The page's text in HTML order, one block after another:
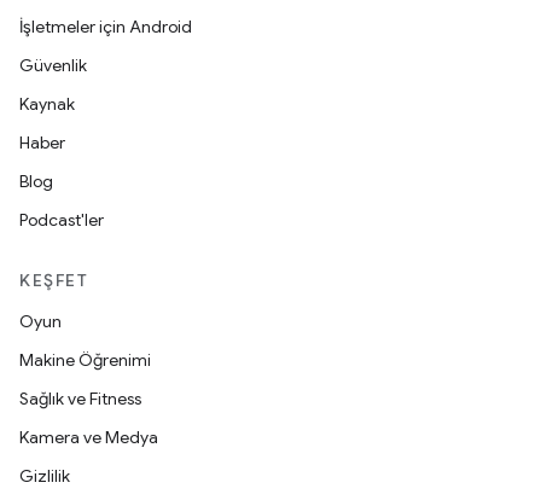
İşletmeler için Android
Güvenlik
Kaynak
Haber
Blog
Podcast'ler
KEŞFET
Oyun
Makine Öğrenimi
Sağlık ve Fitness
Kamera ve Medya
Gizlilik